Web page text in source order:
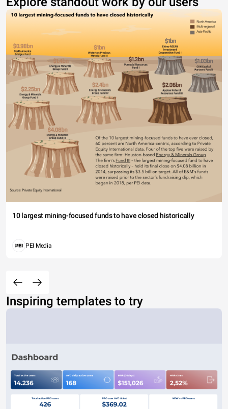
10 largest mining-focused funds to have closed historically
PEI Media
Inspiring templates to try